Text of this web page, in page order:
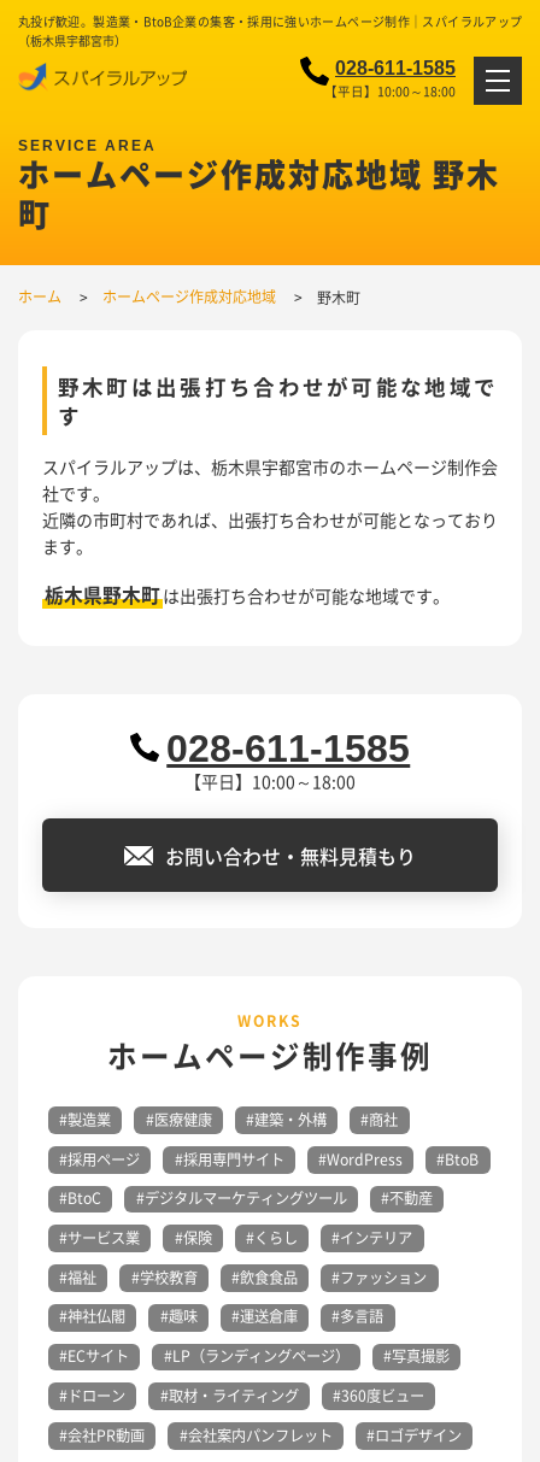
丸投げ歓迎。製造業・BtoB企業の集客・採用に強いホームページ制作｜スパイラルアップ
（栃木県宇都宮市）
028-611-1585
【平日】10:00～18:00
ホームページ作成対応地域 野木
町
ホーム ホームページ作成対応地域 野木町
野木町は出張打ち合わせが可能な地域で
す
スパイラルアップは、栃木県宇都宮市のホームページ制作会
社です。
近隣の市町村であれば、出張打ち合わせが可能となっており
ます。
栃木県野木町は出張打ち合わせが可能な地域です。
028-611-1585
【平日】10:00～18:00
お問い合わせ・無料見積もり
ホームページ制作事例
#製造業 #医療健康 #建築・外構
#商社
#採用ページ
#採用専門サイト #WordPress
#BtoB
#BtoC
#デジタルマーケティングツール
#不動産
#サービス業
#保険 #くらし
#インテリア
#福祉
#学校教育 #飲食食品
#ファッション
#神社仏閣
#趣味 #運送倉庫
#多言語
#ECサイト
#LP（ランディングページ）
#写真撮影
#ドローン
#取材・ライティング
#360度ビュー
#会社PR動画
#会社案内パンフレット #ロゴデザイン